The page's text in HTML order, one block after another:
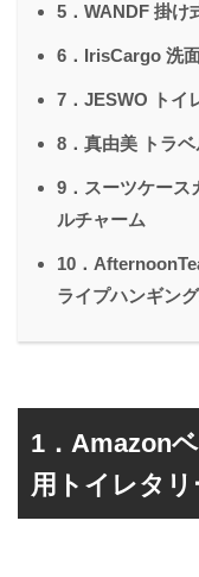
5．WANDF 掛け
6．IrisCargo 洗
7．JESWO トイ
8．真由美 トラ
9．スーツケース
ルチャーム
10．
ライプハンギン
1．Amazon
用トイレタリ